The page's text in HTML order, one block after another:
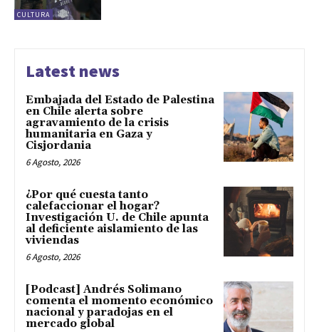
CULTURA
Latest news
Embajada del Estado de Palestina
en Chile alerta sobre
agravamiento de la crisis
humanitaria en Gaza y
Cisjordania
6 Agosto, 2026
¿Por qué cuesta tanto
calefaccionar el hogar?
Investigación U. de Chile apunta
al deficiente aislamiento de las
viviendas
6 Agosto, 2026
[Podcast] Andrés Solimano
comenta el momento económico
nacional y paradojas en el
mercado global